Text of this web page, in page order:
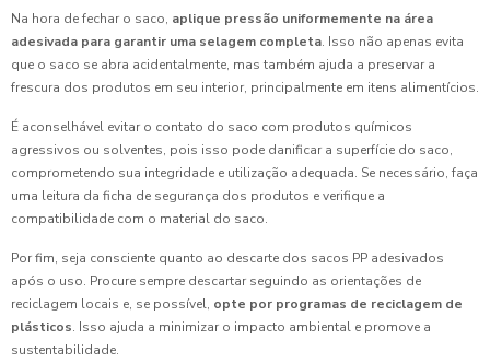
Na hora de fechar o saco, aplique pressão uniformemente na área
adesivada para garantir uma selagem completa. Isso não apenas evita
que o saco se abra acidentalmente, mas também ajuda a preservar a
frescura dos produtos em seu interior, principalmente em itens alimentícios.
É aconselhável evitar o contato do saco com produtos químicos
agressivos ou solventes, pois isso pode danificar a superfície do saco,
comprometendo sua integridade e utilização adequada. Se necessário, faça
uma leitura da ficha de segurança dos produtos e verifique a
compatibilidade com o material do saco.
Por fim, seja consciente quanto ao descarte dos sacos PP adesivados
após o uso. Procure sempre descartar seguindo as orientações de
reciclagem locais e, se possível, opte por programas de reciclagem de
plásticos. Isso ajuda a minimizar o impacto ambiental e promove a
sustentabilidade.